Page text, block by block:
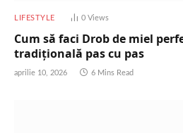
LIFESTYLE 0 Views
Cum să faci Drob de miel
tradițională pas cu pas
aprilie 10, 2026 6 Mins Read